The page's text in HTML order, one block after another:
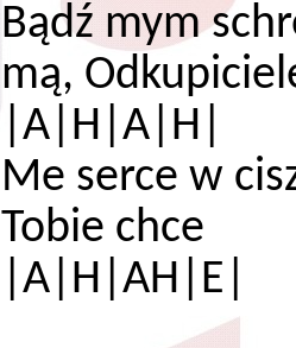
Bądź mym
mą,
|A|H|A|H|
Me serce w
|A|H|AH|E|